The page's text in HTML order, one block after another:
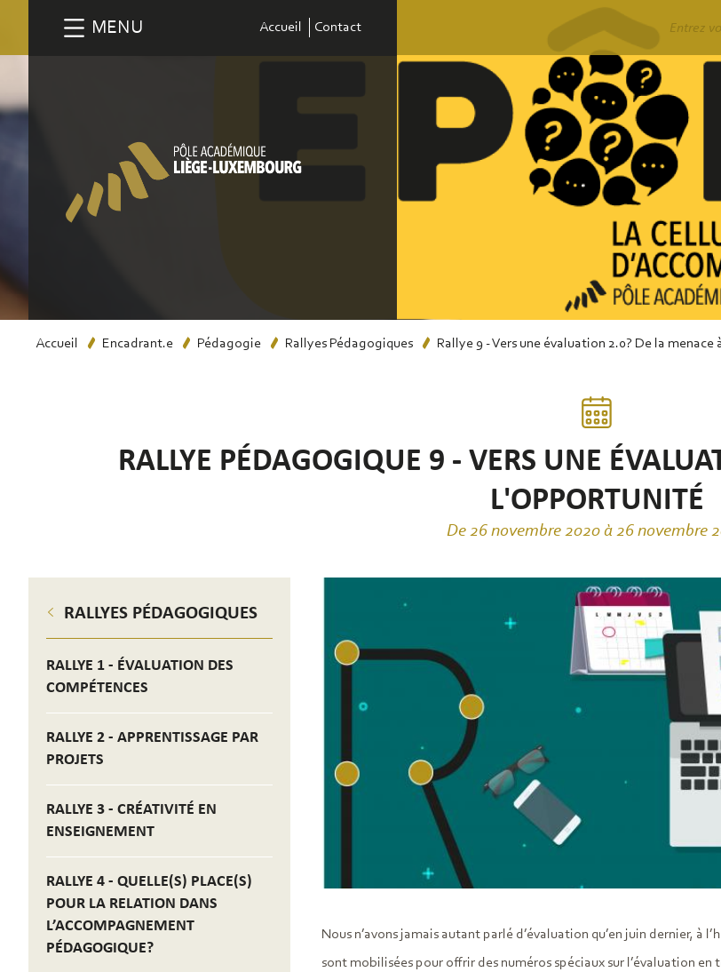
MENU Accueil Contact
Accueil Encadrant.e Pédagogie Rallyes Pédagogiques Rallye 9 - Vers une évaluation 2.0? De la
RALLYE PÉDAGOGIQUE 9 - VERS UNE
L'OPPORTUNITÉ
De 26 novembre 2020 à 26 novembre
RALLYES PÉDAGOGIQUES
RALLYE 1 - ÉVALUATION DES
COMPÉTENCES
RALLYE 2 - APPRENTISSAGE PAR
PROJETS
RALLYE 3 - CRÉATIVITÉ EN
ENSEIGNEMENT
RALLYE 4 - QUELLE(S) PLACE(S)
POUR LA RELATION DANS
L’ACCOMPAGNEMENT
PÉDAGOGIQUE?
Nous n’avons jamais autant parlé d’évaluation qu’en juin dernier, à
sont mobilisées pour offrir des numéros spéciaux sur l’évaluation en